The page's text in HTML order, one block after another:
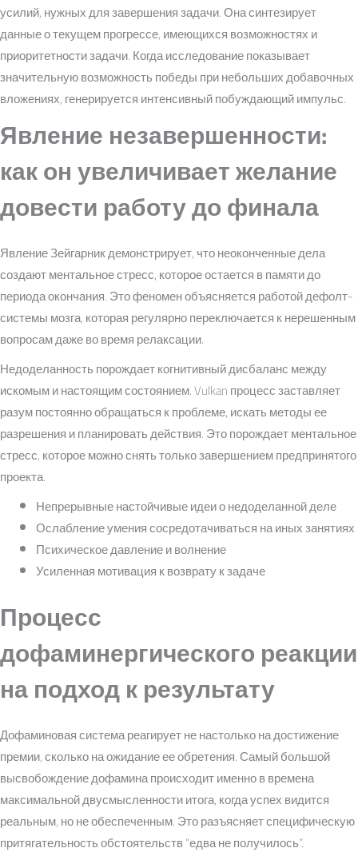
усилий, нужных для завершения задачи. Она синтезирует
данные о текущем прогрессе, имеющихся возможностях и
приоритетности задачи. Когда исследование показывает
значительную возможность победы при небольших добавочных
вложениях, генерируется интенсивный побуждающий импульс.
Явление незавершенности:
как он увеличивает желание
довести работу до финала
Явление Зейгарник демонстрирует, что неоконченные дела
создают ментальное стресс, которое остается в памяти до
периода окончания. Это феномен объясняется работой дефолт-
системы мозга, которая регулярно переключается к нерешенным
вопросам даже во время релаксации.
Недоделанность порождает когнитивный дисбаланс между
искомым и настоящим состоянием. Vulkan процесс заставляет
разум постоянно обращаться к проблеме, искать методы ее
разрешения и планировать действия. Это порождает ментальное
стресс, которое можно снять только завершением предпринятого
проекта.
Непрерывные настойчивые идеи о недоделанной деле
Ослабление умения сосредотачиваться на иных занятиях
Психическое давление и волнение
Усиленная мотивация к возврату к задаче
Процесс
дофаминергического реакции
на подход к результату
Дофаминовая система реагирует не настолько на достижение
премии, сколько на ожидание ее обретения. Самый большой
высвобождение дофамина происходит именно в времена
максимальной двусмысленности итога, когда успех видится
реальным, но не обеспеченным. Это разъясняет специфическую
притягательность обстоятельств “едва не получилось”.